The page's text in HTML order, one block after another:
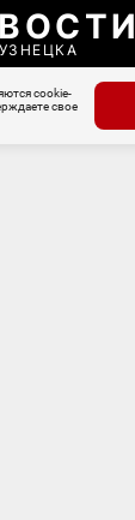
cookie-
свое